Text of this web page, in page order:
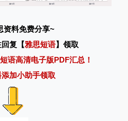
资料免费分享~
复【雅思短语】领取
语高清电子版PDF汇总！
加小助手领取